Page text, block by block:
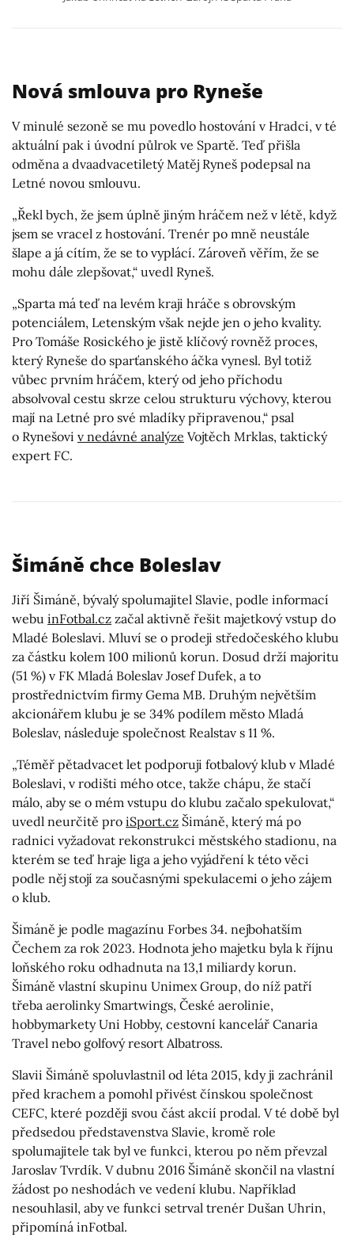
Nová smlouva pro Ryneše
V minulé sezoně se mu povedlo hostování v Hradci, v té
aktuální pak i úvodní půlrok ve Spartě. Teď přišla
odměna a dvaadvacetiletý Matěj Ryneš podepsal na
Letné novou smlouvu.
„Řekl bych, že jsem úplně jiným hráčem než v létě, když
jsem se vracel z hostování. Trenér po mně neustále
šlape a já cítím, že se to vyplácí. Zároveň věřím, že se
mohu dále zlepšovat,“ uvedl Ryneš.
„Sparta má teď na levém kraji hráče s obrovským
potenciálem, Letenským však nejde jen o jeho kvality.
Pro Tomáše Rosického je jistě klíčový rovněž proces,
který Ryneše do sparťanského áčka vynesl. Byl totiž
vůbec prvním hráčem, který od jeho příchodu
absolvoval cestu skrze celou strukturu výchovy, kterou
mají na Letné pro své mladíky připravenou,“ psal
o Rynešovi v nedávné analýze Vojtěch Mrklas, taktický
expert FC.
Šimáně chce Boleslav
Jiří Šimáně, bývalý spolumajitel Slavie, podle informací
webu inFotbal.cz začal aktivně řešit majetkový vstup do
Mladé Boleslavi. Mluví se o prodeji středočeského klubu
za částku kolem 100 milionů korun. Dosud drží majoritu
(51 %) v FK Mladá Boleslav Josef Dufek, a to
prostřednictvím firmy Gema MB. Druhým největším
akcionářem klubu je se 34% podílem město Mladá
Boleslav, následuje společnost Realstav s 11 %.
„Téměř pětadvacet let podporuji fotbalový klub v Mladé
Boleslavi, v rodišti mého otce, takže chápu, že stačí
málo, aby se o mém vstupu do klubu začalo spekulovat,“
uvedl neurčitě pro iSport.cz Šimáně, který má po
radnici vyžadovat rekonstrukci městského stadionu, na
kterém se teď hraje liga a jeho vyjádření k této věci
podle něj stojí za současnými spekulacemi o jeho zájem
o klub.
Šimáně je podle magazínu Forbes 34. nejbohatším
Čechem za rok 2023. Hodnota jeho majetku byla k říjnu
loňského roku odhadnuta na 13,1 miliardy korun.
Šimáně vlastní skupinu Unimex Group, do níž patří
třeba aerolinky Smartwings, České aerolinie,
hobbymarkety Uni Hobby, cestovní kancelář Canaria
Travel nebo golfový resort Albatross.
Slavii Šimáně spoluvlastnil od léta 2015, kdy ji zachránil
před krachem a pomohl přivést čínskou společnost
CEFC, které později svou část akcií prodal. V té době byl
předsedou představenstva Slavie, kromě role
spolumajitele tak byl ve funkci, kterou po něm převzal
Jaroslav Tvrdík. V dubnu 2016 Šimáně skončil na vlastní
žádost po neshodách ve vedení klubu. Například
nesouhlasil, aby ve funkci setrval trenér Dušan Uhrin,
připomíná inFotbal.